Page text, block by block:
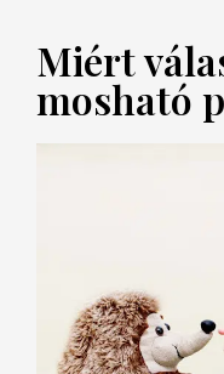
Miért
mosható